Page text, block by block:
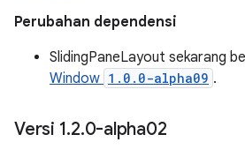
Perubahan dependensi
SlidingPaneLayout sekarang
Window 1.0.0-alpha09 .
Versi 1.2.0-alpha02